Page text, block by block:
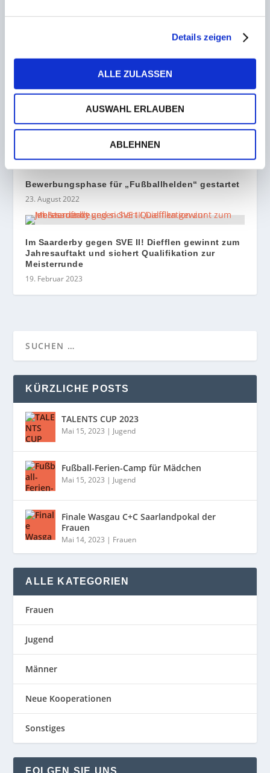
Details zeigen
ALLE ZULASSEN
AUSWAHL ERLAUBEN
ABLEHNEN
Tabellenspitze
Eisele-Doppelpack und Gösweiner-Treffer
bescheren Homburg den Auftakt-Sieg
Bewerbungsphase für „Fußballhelden“ gestartet
23. August 2022
Im Saarderby gegen SVE II! Diefflen gewinnt zum
Jahresauftakt und sichert Qualifikation zur
Meisterrunde
19. Februar 2023
KÜRZLICHE POSTS
TALENTS CUP 2023
Mai 15, 2023 | Jugend
Fußball-Ferien-Camp für Mädchen
Mai 15, 2023 | Jugend
Finale Wasgau C+C Saarlandpokal der
Frauen
Mai 14, 2023 | Frauen
ALLE KATEGORIEN
Frauen
Jugend
Männer
Neue Kooperationen
Sonstiges
FOLGEN SIE UNS